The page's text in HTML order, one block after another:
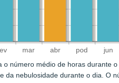
mar abr pod jun
o número médio de horas durante
da nebulosidade durante o dia. O